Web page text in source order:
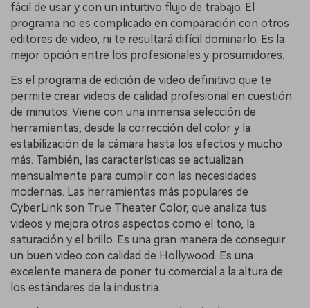
fácil de usar y con un intuitivo flujo de trabajo. El
programa no es complicado en comparación con otros
editores de video, ni te resultará difícil dominarlo. Es la
mejor opción entre los profesionales y prosumidores.
Es el programa de edición de video definitivo que te
permite crear videos de calidad profesional en cuestión
de minutos. Viene con una inmensa selección de
herramientas, desde la corrección del color y la
estabilización de la cámara hasta los efectos y mucho
más. También, las características se actualizan
mensualmente para cumplir con las necesidades
modernas. Las herramientas más populares de
CyberLink son True Theater Color, que analiza tus
videos y mejora otros aspectos como el tono, la
saturación y el brillo. Es una gran manera de conseguir
un buen video con calidad de Hollywood. Es una
excelente manera de poner tu comercial a la altura de
los estándares de la industria.